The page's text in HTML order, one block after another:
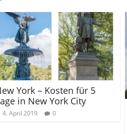
o
k
York – Kosten für 5
in New York City
4. April 2019 0